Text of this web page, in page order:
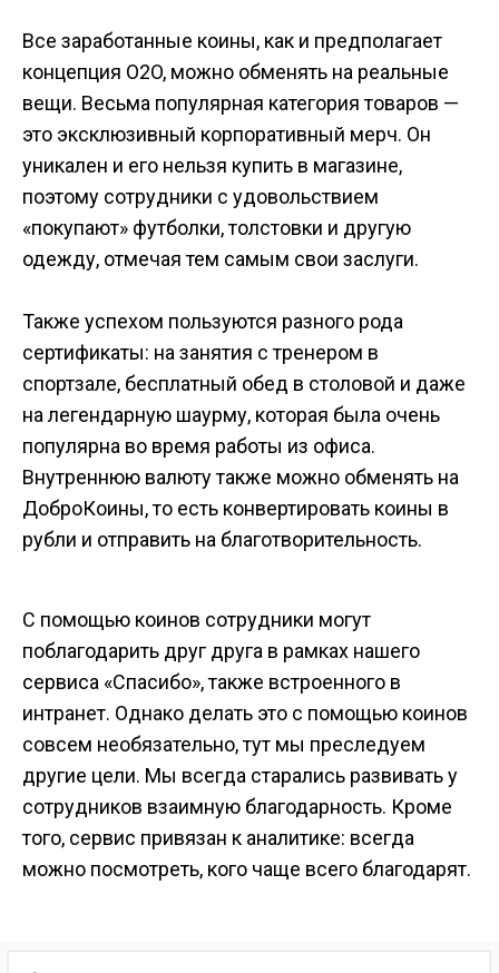
Все заработанные коины, как и предполагает
концепция O2O, можно обменять на реальные
вещи. Весьма популярная категория товаров —
это эксклюзивный корпоративный мерч. Он
уникален и его нельзя купить в магазине,
поэтому сотрудники с удовольствием
«покупают» футболки, толстовки и другую
одежду, отмечая тем самым свои заслуги.
Также успехом пользуются разного рода
сертификаты: на занятия с тренером в
спортзале, бесплатный обед в столовой и даже
на легендарную шаурму, которая была очень
популярна во время работы из офиса.
Внутреннюю валюту также можно обменять на
ДоброКоины, то есть конвертировать коины в
рубли и отправить на благотворительность.
С помощью коинов сотрудники могут
поблагодарить друг друга в рамках нашего
сервиса «Спасибо», также встроенного в
интранет. Однако делать это с помощью коинов
совсем необязательно, тут мы преследуем
другие цели. Мы всегда старались развивать у
сотрудников взаимную благодарность. Кроме
того, сервис привязан к аналитике: всегда
можно посмотреть, кого чаще всего благодарят.